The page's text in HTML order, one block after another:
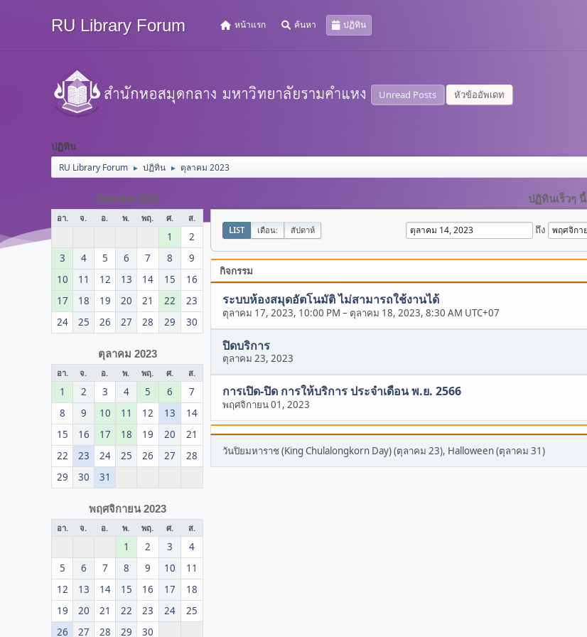
RU Library Forum หน้าแรก ค้นหา ปฏิทิน
Unread Posts หัวข้ออัพเดท
ปฏิทิน
RU Library Forum ► ปฏิทิน ► ตุลาคม 2023
กันยายน 2023
อา. จ. อ. พ. พฤ. ศ. ส.
1
2
3
4 5 6 7 8
9
10
11 12 13 14 15
16
17
18 19 20 21 22
23
24
25 26 27 28 29 30
ตุลาคม 2023
อา. จ. อ. พ. พฤ. ศ. ส.
1 2 3 4 5 6
7
8
9 10 11 12 13
14
15
16 17 18 19 20
21
22
23 24 25 26 27
28
29
30 31
พฤศจิกายน 2023
อา. จ. อ. พ. พฤ. ศ. ส.
1 2 3
4
5
6 7 8 9 10
11
12
13 14 15 16 17
18
19
20 21 22 23 24
25
26
27 28 29 30
ปฏิทินเร็วๆ นี้
LIST เดือน: สัปดาห์ ถึง
กิจกรรม
ระบบห้องสมุดอัตโนมัติ ไม่สามารถใช้งานได้
ตุลาคม 17, 2023, 10:00 PM – ตุลาคม 18, 2023, 8:30 AM UTC+07
ปิดบริการ
ตุลาคม 23, 2023
การเปิด-ปิด การให้บริการ ประจำเดือน พ.ย. 2566
พฤศจิกายน 01, 2023
วันปิยมหาราช (King Chulalongkorn Day) (ตุลาคม 23), Halloween (ตุลาคม 31)